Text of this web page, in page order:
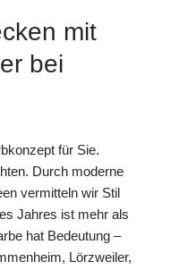
mit
bei
für Sie.
Durch moderne
vermitteln wir Stil
Jahres ist mehr als
hat Bedeutung –
Lörzweiler,